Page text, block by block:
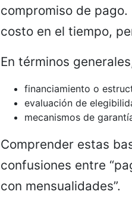
compromiso de
costo en el tiempo,
En términos
financiamiento o
evaluación de
mecanismos de
Comprender estas
confusiones entre
con mensualidades”.